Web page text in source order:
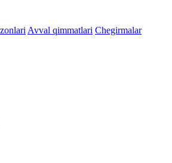
Avval qimmatlari Chegirmalar